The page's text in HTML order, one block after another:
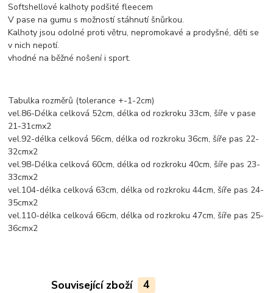
Softshellové kalhoty podšité fleecem
V pase na gumu s možností stáhnutí šnůrkou.
Kalhoty jsou odolné proti větru, nepromokavé a prodyšné, děti se
v nich nepotí.
vhodné na běžné nošení i sport.
Tabulka rozměrů (tolerance +-1-2cm)
vel.86-Délka celková 52cm, délka od rozkroku 33cm, šíře v pase
21-31cmx2
vel.92-délka celková 56cm, délka od rozkroku 36cm, šíře pas 22-
32cmx2
vel.98-Délka celková 60cm, délka od rozkroku 40cm, šíře pas 23-
33cmx2
vel.104-délka celková 63cm, délka od rozkroku 44cm, šíře pas 24-
35cmx2
vel.110-délka celková 66cm, délka od rozkroku 47cm, šíře pas 25-
36cmx2
Související zboží 4